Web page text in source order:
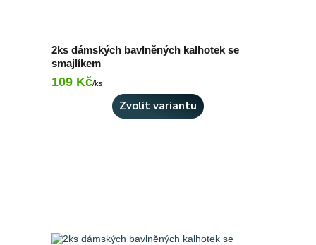
2ks dámských bavlněných kalhotek se
smajlíkem
109 Kč/ks
Zvolit variantu